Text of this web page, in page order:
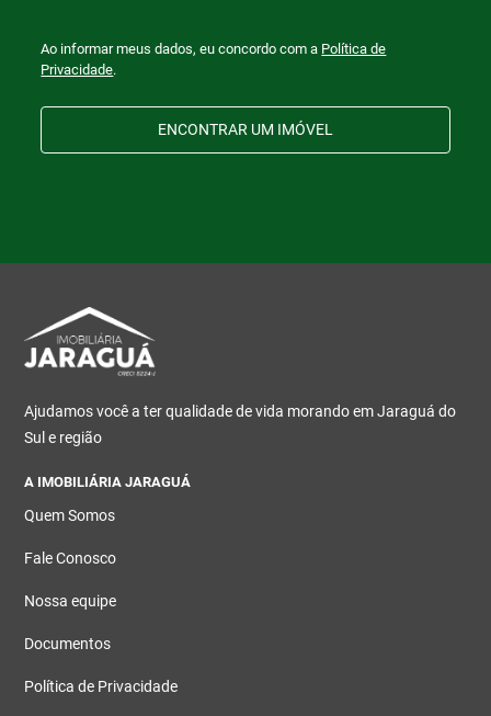
Ao informar meus dados, eu concordo com a Política de
Privacidade.
ENCONTRAR UM IMÓVEL
Ajudamos você a ter qualidade de vida morando em Jaraguá do
Sul e região
A IMOBILIÁRIA JARAGUÁ
Quem Somos
Fale Conosco
Nossa equipe
Documentos
Política de Privacidade